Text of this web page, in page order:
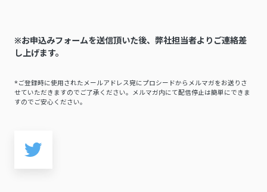
※お申込みフォームを送信頂いた後、弊社担当者よりご連絡差
し上げます。
*ご登録時に使用されたメールアドレス宛にプロシードからメルマガをお送りさ
せていただきますのでご了承ください。メルマガ内にて配信停止は簡単にできま
すのでご安心ください。